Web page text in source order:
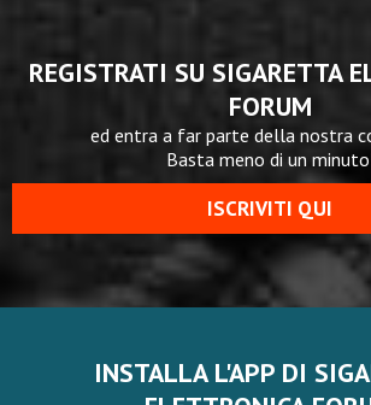
REGISTRATI SU SIGARETTA
FORUM
ed entra a far parte della nostra
Basta meno di un
ISCRIVITI QUI
INSTALLA L'APP DI